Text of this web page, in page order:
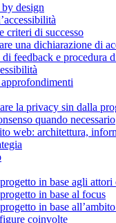
design
criteri di successo
una dichiarazione di
feedback e procedura
la privacy sin dalla
quando necessario
web: architettura,
in base agli
in base al focus
in base
coinvolte